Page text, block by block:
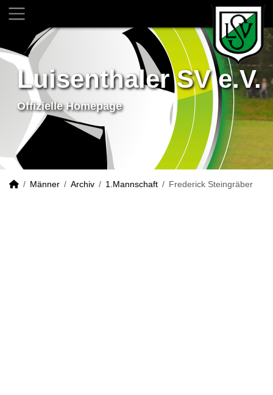
Luisenthaler SV e.V.
Offizielle Homepage
Männer Archiv 1.Mannschaft Frederick Steingräber